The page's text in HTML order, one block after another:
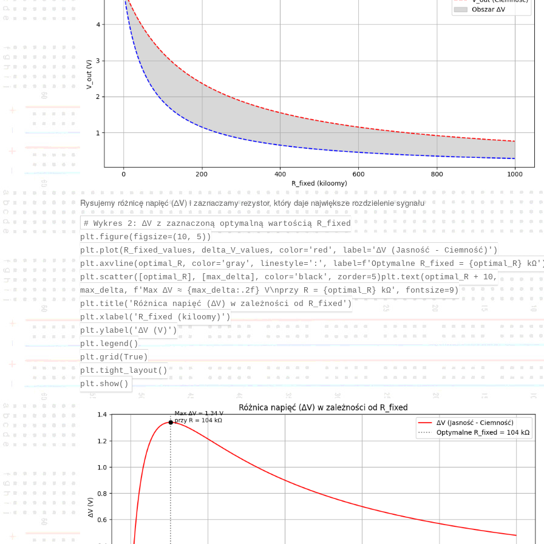
Rysujemy różnicę napięć (ΔV) i zaznaczamy rezystor, który daje największe rozdzielenie sygnału
# Wykres 2: ΔV z zaznaczoną optymalną wartością R_fixed
plt.figure(figsize=(10, 5))
plt.plot(R_fixed_values, delta_V_values, color='red', label='ΔV (Jasność - Ciemność)')
plt.axvline(optimal_R, color='gray', linestyle=':', label=f'Optymalne R_fixed = {optimal_R}
plt.scatter([optimal_R], [max_delta], color='black', zorder=5)plt.text(optimal_R + 10,
max_delta, f'Max ΔV ≈ {max_delta:.2f} V\nprzy R = {optimal_R} kΩ', fontsize=9)
plt.title('Różnica napięć (ΔV) w zależności od R_fixed')
plt.xlabel('R_fixed (kiloomy)')
plt.ylabel('ΔV (V)')
plt.legend()
plt.grid(True)
plt.tight_layout()
plt.show()